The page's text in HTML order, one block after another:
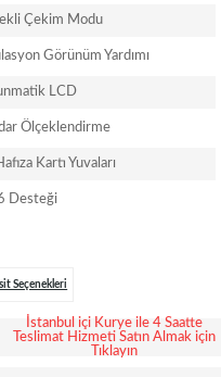
Çekim Modu
Görünüm Yardımı
LCD
Ölçeklendirme
Kartı Yuvaları
Desteği
Seçenekleri
İstanbul içi Kurye ile 4 Saatte
Teslimat Hizmeti Satın Almak için
Tıklayın